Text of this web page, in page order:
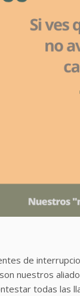
de
nuestros
todas las